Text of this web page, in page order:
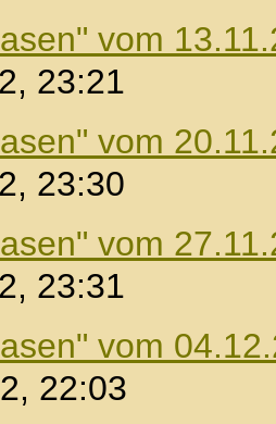
vom
23:21
vom
23:30
vom
23:31
vom
22:03